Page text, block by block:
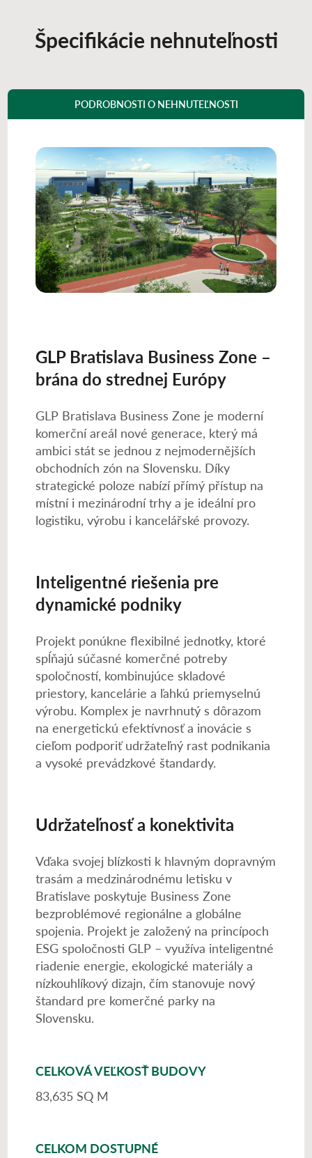
Špecifikácie nehnuteľnosti
PODROBNOSTI O NEHNUTEĽNOSTI
GLP Bratislava Business Zone –
brána do strednej Európy
GLP Bratislava Business Zone je moderní
komerční areál nové generace, který má
ambici stát se jednou z nejmodernějších
obchodních zón na Slovensku. Díky
strategické poloze nabízí přímý přístup na
místní i mezinárodní trhy a je ideální pro
logistiku, výrobu i kancelářské provozy.
Inteligentné riešenia pre
dynamické podniky
Projekt ponúkne flexibilné jednotky, ktoré
spĺňajú súčasné komerčné potreby
spoločností, kombinujúce skladové
priestory, kancelárie a ľahkú priemyselnú
výrobu. Komplex je navrhnutý s dôrazom
na energetickú efektívnosť a inovácie s
cieľom podporiť udržateľný rast podnikania
a vysoké prevádzkové štandardy.
Udržateľnosť a konektivita
Vďaka svojej blízkosti k hlavným dopravným
trasám a medzinárodnému letisku v
Bratislave poskytuje Business Zone
bezproblémové regionálne a globálne
spojenia. Projekt je založený na princípoch
ESG spoločnosti GLP – využíva inteligentné
riadenie energie, ekologické materiály a
nízkouhlíkový dizajn, čím stanovuje nový
štandard pre komerčné parky na
Slovensku.
CELKOVÁ VEĽKOSŤ BUDOVY
83,635 SQ M
CELKOM DOSTUPNÉ